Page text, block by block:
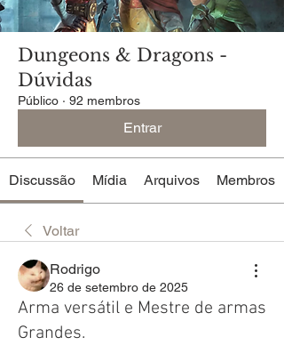
Dungeons & Dragons -
Dúvidas
Público · 92 membros
Entrar
Discussão Mídia Arquivos Membros
Voltar
Rodrigo
26 de setembro de 2025
Arma versátil e Mestre de armas
Grandes.